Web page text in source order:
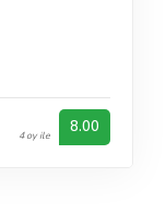
4 oy ile 8.00